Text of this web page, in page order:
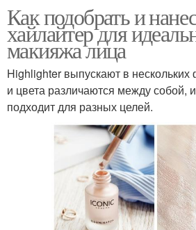
Как подобрать и
хайлайтер для
макияжа лица
Highlighter выпускают в
и цвета различаются между собой,
подходит для разных целей.